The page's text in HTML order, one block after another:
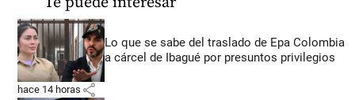
Lo que se sabe del traslado de Epa Colombia
a cárcel de Ibagué por presuntos privilegios
hace 14 horas share